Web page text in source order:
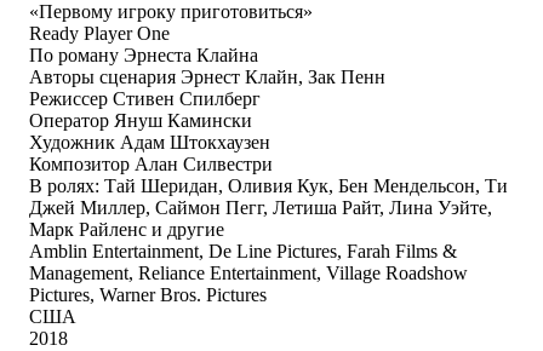
«Первому игроку приготовиться»
Ready Player One
По роману Эрнеста Клайна
Авторы сценария Эрнест Клайн, Зак Пенн
Режиссер Стивен Спилберг
Оператор Януш Камински
Художник Адам Штокхаузен
Композитор Алан Силвестри
В ролях: Тай Шеридан, Оливия Кук, Бен Мендельсон, Ти
Джей Миллер, Саймон Пегг, Летиша Райт, Лина Уэйте,
Марк Райленс и другие
Amblin Entertainment, De Line Pictures, Farah Films &
Management, Reliance Entertainment, Village Roadshow
Pictures, Warner Bros. Pictures
США
2018